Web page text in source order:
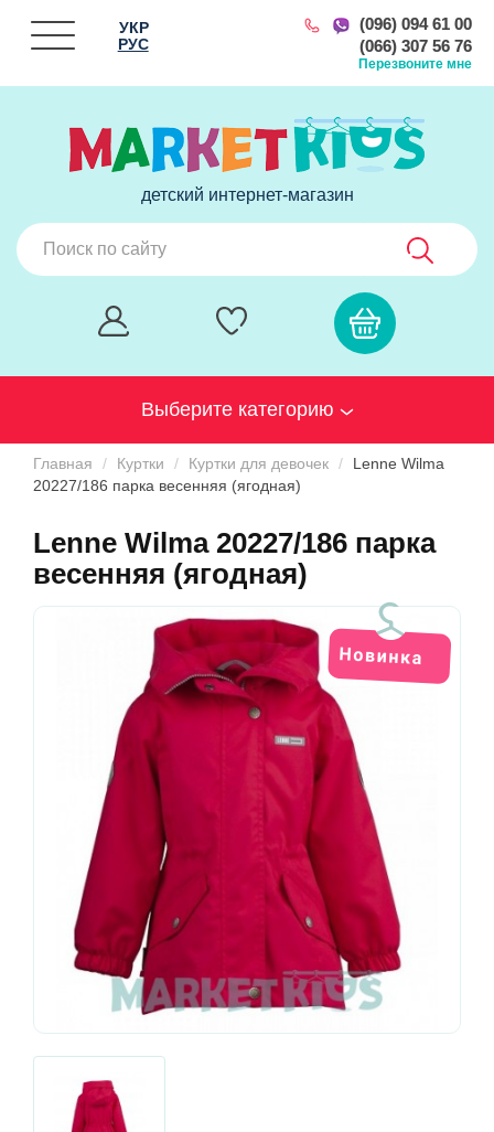
(096) 094 61 00
(066) 307 56 76
Перезвоните мне
УКР
РУС
детский интернет-магазин
Выберите категорию
Главная Куртки Куртки для девочек
Lenne Wilma
20227/186 парка весенняя (ягодная)
Lenne Wilma 20227/186 парка
весенняя (ягодная)